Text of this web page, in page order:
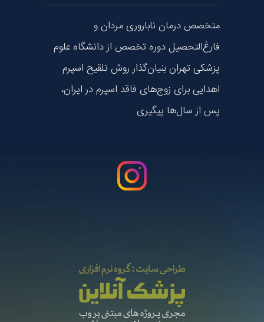
متخصص درمان ناباروری مردان و
فارغ‌التحصیل دوره تخصص از دانشگاه علوم
پزشکی تهران بنیان‌گذار روش تلقیح اسپرم
اهدایی برای زوج‌های فاقد اسپرم در ایران،
پس از سال‌ها پیگیری